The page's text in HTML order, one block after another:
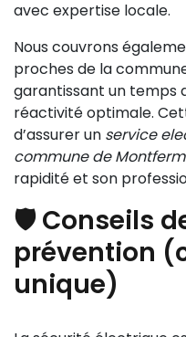
avec expertise locale.
Nous couvrons
proches de la
garantissant un temps
réactivité optimale.
d’assurer un service
commune de
rapidité et son
🛡️ Conseils
prévention
unique)